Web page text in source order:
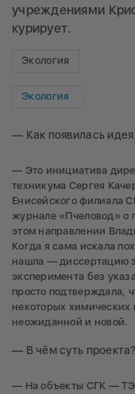
учреждениями
курирует.
Экология
Экология
— Как появилась
— Это инициатива
техникума Сергея
Енисейского филиала
журнале «Пчеловод» о
этом направлении
Когда я сама искала
нашла — диссертацию
эксперимента без
просто подтверждала,
некоторых
неожиданной и новой.
— В чём суть проекта?
— На объекты СГК —